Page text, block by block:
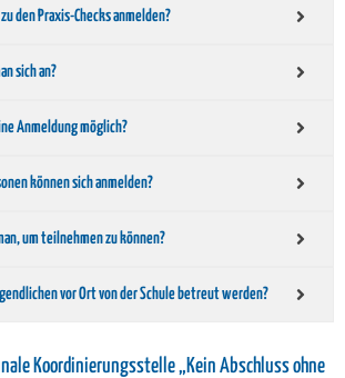
den Praxis-Checks anmelden?
sich an?
Anmeldung möglich?
können sich anmelden?
um teilnehmen zu können?
vor Ort von der Schule betreut werden?
Koordinierungsstelle „Kein Abschluss ohne